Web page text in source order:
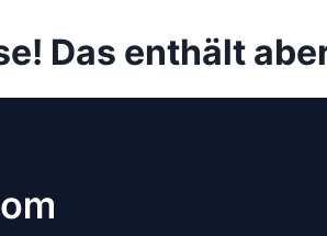
Das enthält